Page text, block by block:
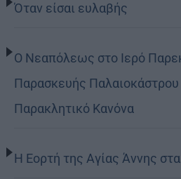
Όταν είσαι ευλαβής
Ο Νεαπόλεως στο Ιερό
Παρασκευής Παλαιοκάστρου
Παρακλητικό Κανόνα
Η Εορτή της Αγίας Άννης